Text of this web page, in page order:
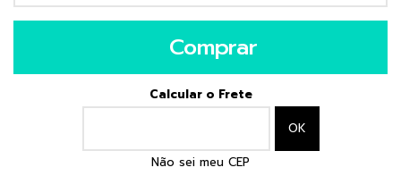
Comprar
Calcular o Frete
Não sei meu CEP